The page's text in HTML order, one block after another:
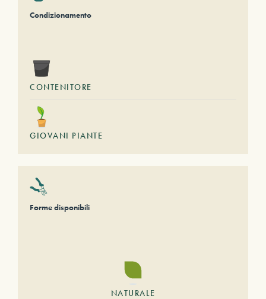
Condizionamento
CONTENITORE
GIOVANI PIANTE
Forme disponibili
NATURALE